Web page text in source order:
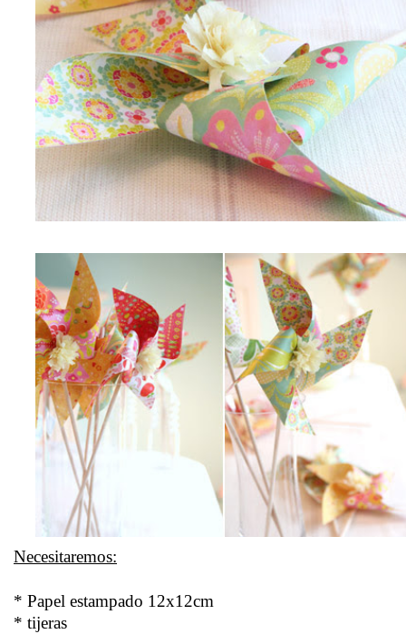
Necesitaremos:
* Papel estampado 12x12cm
* tijeras